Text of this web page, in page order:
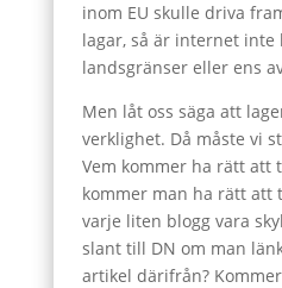
inom EU skulle driva
lagar, så är internet inte
landsgränser eller ens
Men låt oss säga att
verklighet. Då måste vi
Vem kommer ha rätt att
kommer man ha rätt att
varje liten blogg vara
slant till DN om man
artikel därifrån?